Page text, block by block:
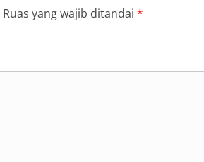
Ruas yang wajib ditandai *